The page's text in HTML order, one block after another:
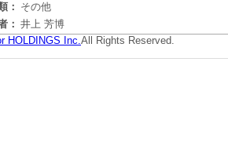
：
その他
： 井上 芳博
HOLDINGS Inc.All Rights Reserved.